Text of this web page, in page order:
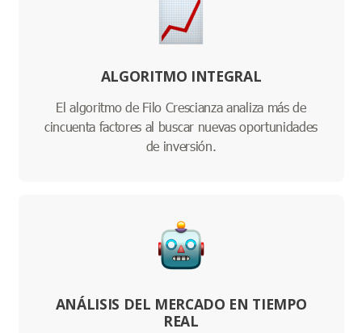
ALGORITMO INTEGRAL
El algoritmo de Filo Crescianza analiza más de
cincuenta factores al buscar nuevas oportunidades
de inversión.
ANÁLISIS DEL MERCADO EN TIEMPO
REAL